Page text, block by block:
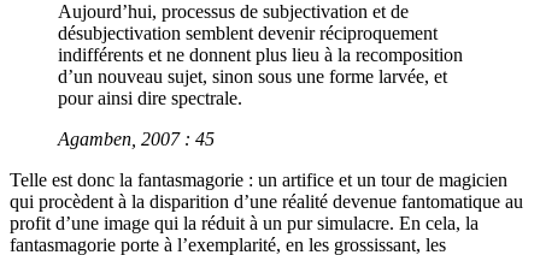
Aujourd’hui, processus de subjectivation et de
désubjectivation semblent devenir réciproquement
indifférents et ne donnent plus lieu à la recomposition
d’un nouveau sujet, sinon sous une forme larvée, et
pour ainsi dire spectrale.
Agamben, 2007 : 45
Telle est donc la fantasmagorie : un artifice et un tour de magicien
qui procèdent à la disparition d’une réalité devenue fantomatique au
profit d’une image qui la réduit à un pur simulacre. En cela, la
fantasmagorie porte à l’exemplarité, en les grossissant, les